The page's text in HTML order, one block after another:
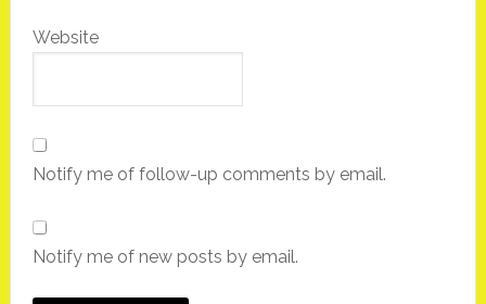
Website
Notify me of follow-up comments by email.
Notify me of new posts by email.